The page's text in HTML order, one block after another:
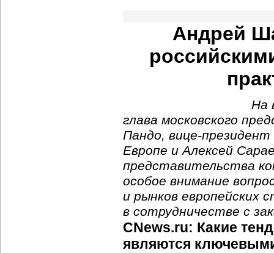
Андрей
На
глава московского
Пандо, вице-
Европе и Алексей
представительства
особое внимание
и рынков европейских
в сотрудничестве с
CNews.ru: Какие
являются